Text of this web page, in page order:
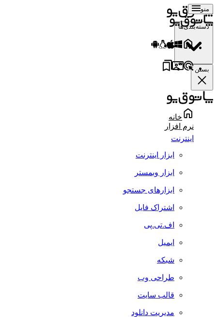
منو
دسته‌بندی‌ها
بستن
خانه
نرم افزار
اینترنت
ابزار اینترنت
ابزار وبمستر
ابزارهای جستجو
اشتراک فایل
اف.تی.پی
ایمیل
شبکه
طراحی وب
قالب سایت
مدیریت دانلود